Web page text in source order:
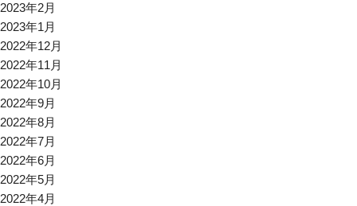
2023年2月
2023年1月
2022年12月
2022年11月
2022年10月
2022年9月
2022年8月
2022年7月
2022年6月
2022年5月
2022年4月